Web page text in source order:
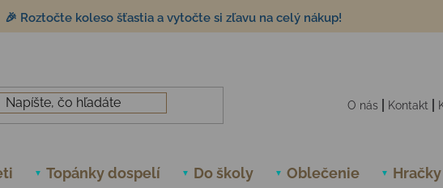
🎉 Roztočte koleso šťastia a vytočte si zľavu na celý nákup!
O nás Kontakt
Topánky dospelí Do školy Oblečenie